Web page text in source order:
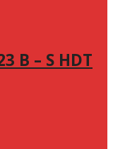
B – S HDT